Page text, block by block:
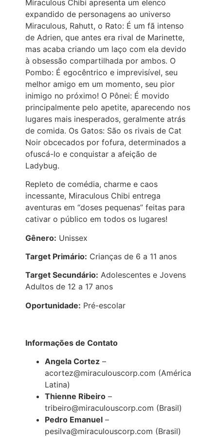
Miraculous Chibi apresenta um elenco
expandido de personagens ao universo
Miraculous, Rahutt, o Rato: É um fã intenso
de Adrien, que antes era rival de Marinette,
mas acaba criando um laço com ela devido
à obsessão compartilhada por ambos. O
Pombo: É egocêntrico e imprevisível, seu
melhor amigo em um momento, seu pior
inimigo no próximo! O Pônei: É movido
principalmente pelo apetite, aparecendo nos
lugares mais inesperados, geralmente atrás
de comida. Os Gatos: São os rivais de Cat
Noir obcecados por fofura, determinados a
ofuscá-lo e conquistar a afeição de
Ladybug.
Repleto de comédia, charme e caos
incessante, Miraculous Chibi entrega
aventuras em “doses pequenas” feitas para
cativar o público em todos os lugares!
Gênero: Unissex
Target Primário: Crianças de 6 a 11 anos
Target Secundário: Adolescentes e Jovens
Adultos de 12 a 17 anos
Oportunidade: Pré-escolar
Informações de Contato
Angela Cortez –
acortez@miraculouscorp.com (América
Latina)
Thienne Ribeiro –
tribeiro@miraculouscorp.com (Brasil)
Pedro Emanuel –
pesilva@miraculouscorp.com (Brasil)